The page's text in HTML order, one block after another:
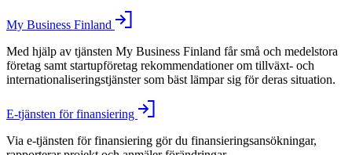
My Business Finland
Med hjälp av tjänsten My Business Finland får små och medelstora
företag samt startupföretag rekommendationer om tillväxt- och
internationaliseringstjänster som bäst lämpar sig för deras situation.
E-tjänsten för finansiering
Via e-tjänsten för finansiering gör du finansieringsansökningar,